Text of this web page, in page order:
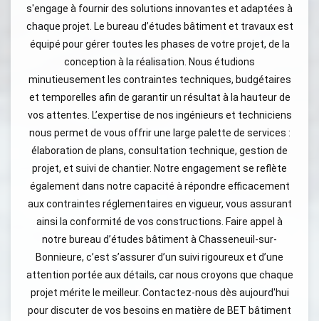
s'engage à fournir des solutions innovantes et adaptées à
chaque projet. Le bureau d’études bâtiment et travaux est
équipé pour gérer toutes les phases de votre projet, de la
conception à la réalisation. Nous étudions
minutieusement les contraintes techniques, budgétaires
et temporelles afin de garantir un résultat à la hauteur de
vos attentes. L’expertise de nos ingénieurs et techniciens
nous permet de vous offrir une large palette de services :
élaboration de plans, consultation technique, gestion de
projet, et suivi de chantier. Notre engagement se reflète
également dans notre capacité à répondre efficacement
aux contraintes réglementaires en vigueur, vous assurant
ainsi la conformité de vos constructions. Faire appel à
notre bureau d’études bâtiment à Chasseneuil-sur-
Bonnieure, c’est s’assurer d’un suivi rigoureux et d’une
attention portée aux détails, car nous croyons que chaque
projet mérite le meilleur. Contactez-nous dès aujourd'hui
pour discuter de vos besoins en matière de BET bâtiment